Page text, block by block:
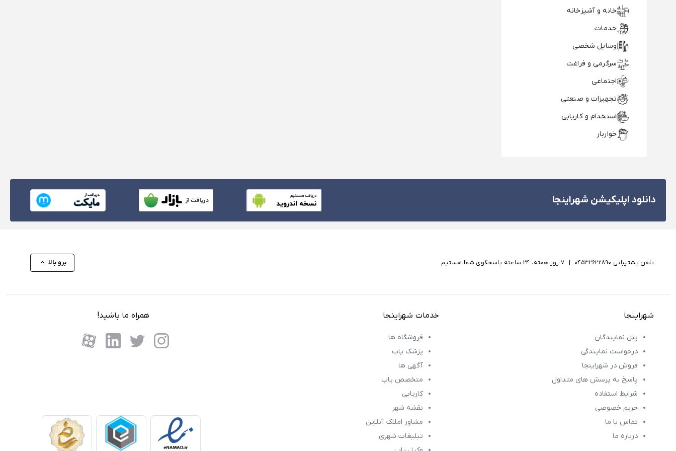
خانه و آشپزخانه
خدمات
وسایل شخصی
سرگرمی و فراغت
اجتماعی
تجهیزات و صنعتی
استخدام و کاریابی
خواربار
دانلود اپلیکیشن شهراینجا
تلفن پشتیبانی 04532622890 ۷ روز هفته، ۲۴ ساعته پاسخگوی شما هستیم برو بالا
شهراینجا
پنل نمایندگان
درخواست نمایندگی
فروش در شهراینجا
پاسخ به پرسش های متداول
شرایط استفاده
حریم خصوصی
تماس با ما
درباره ما
خدمات شهراینجا
فروشگاه ها
پزشک یاب
آگهی ها
متخصص یاب
کاریابی
نقشه شهر
مشاور املاک آنلاین
تبلیغات شهری
همراه ما باشید!